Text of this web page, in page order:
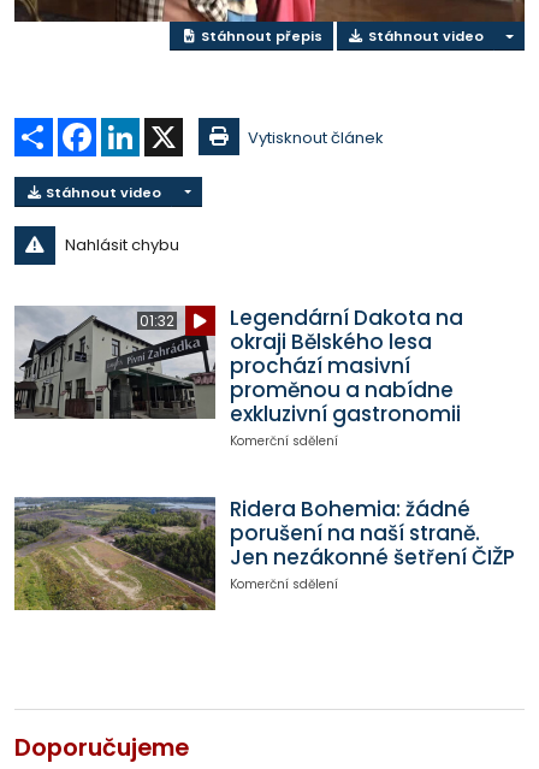
Stáhnout přepis Stáhnout video
Sdílet Facebook
LinkedIn Vytisknout článek
Stáhnout video
Nahlásit chybu
01:32
Legendární Dakota na
okraji Bělského lesa
prochází masivní
proměnou a nabídne
exkluzivní gastronomii
Komerční sdělení
Ridera Bohemia: žádné
porušení na naší straně.
Jen nezákonné šetření ČIŽP
Komerční sdělení
Doporučujeme